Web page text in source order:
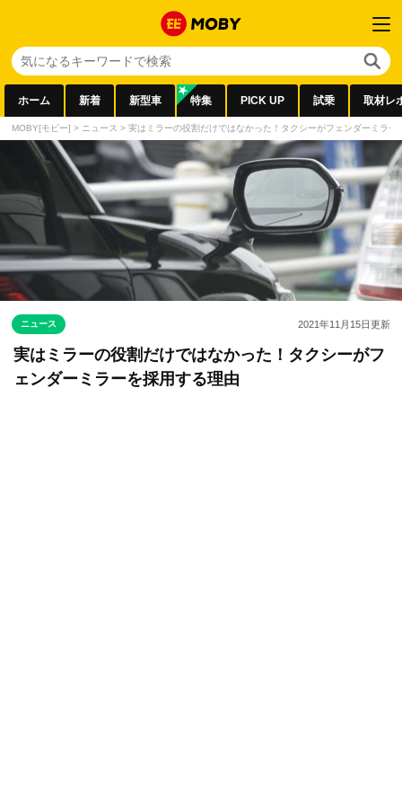
ホーム 新着 新型車 特集 PICK UP 試乗 取材レ
MOBY[モビー] > ニュース > 実はミラーの役割だけではなかった！タクシーがフェンダーミラー
ニュース 2021年11月15日更新
実はミラーの役割だけではなかった！タクシーがフ
ェンダーミラーを採用する理由